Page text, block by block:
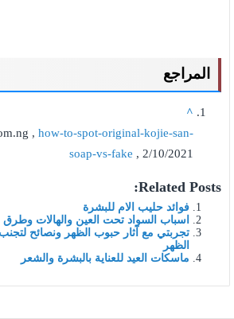
المراجع
^
, how-to-spot-original-kojie-san-
soap-vs-fake , 2/10/2021
Related Posts:
فوائد حليب الام للبشرة
اسباب السواد تحت العين والهالات وطرق
تجربتي مع آثار حبوب الظهر ونصائح
الظهر
ماسكات العيد للعناية بالبشرة والشعر